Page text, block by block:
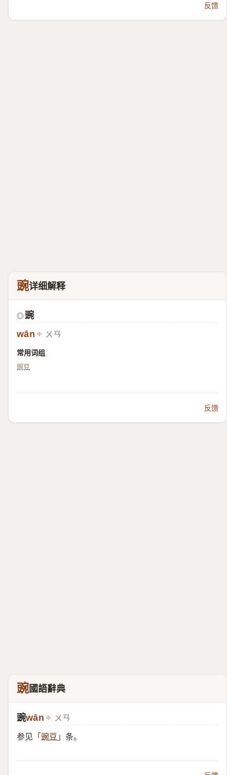
反馈
豌详细解释
◎ 豌
wān
ㄨㄢ
常用词组
豌豆
反馈
豌國語辭典
豌wān ㄨㄢ
参见 「 豌豆 」 条。